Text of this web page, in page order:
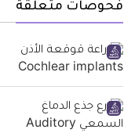
فحوصات متعلقة